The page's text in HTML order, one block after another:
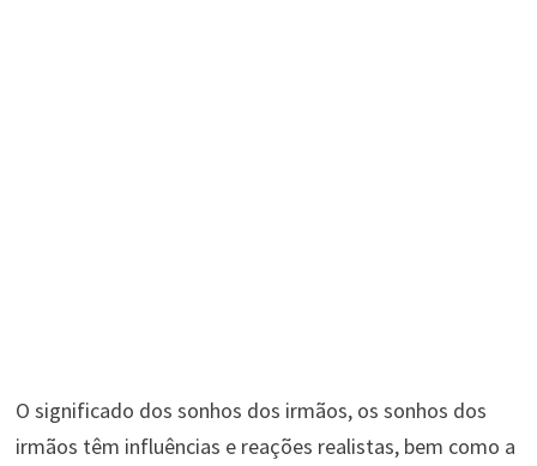
O significado dos sonhos dos irmãos, os sonhos dos
irmãos têm influências e reações realistas, bem como a